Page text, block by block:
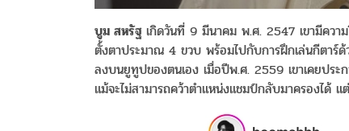
บูม สหรัฐ เกิดวันที่ 9 มีนาคม พ.ศ. 2547 เขามีควา
ตั้งตาประมาณ 4 ขวบ พร้อมไปกับการฝึกเล่นกีตาร์ด้ว
ลงบนยูทูปของตนเอง เมื่อปีพ.ศ. 2559 เขาเคยปร
แม้จะไม่สามารถคว้าตำแหน่งแชมป์กลับมาครองได้ แ